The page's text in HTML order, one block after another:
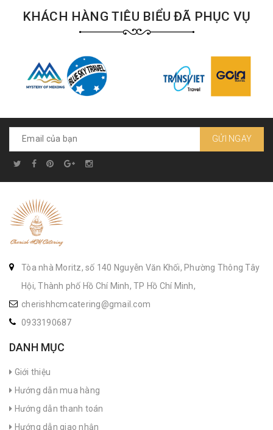
KHÁCH HÀNG TIÊU BIỂU ĐÃ PHỤC VỤ
GỬI NGAY
Tòa nhà Moritz, số 140 Nguyễn Văn Khối, Phường Thông Tây
Hội, Thành phố Hồ Chí Minh, TP Hồ Chí Minh,
cherishhcmcatering@gmail.com
0933190687
DANH MỤC
Giới thiệu
Hướng dẫn mua hàng
Hướng dẫn thanh toán
Hướng dẫn giao nhận